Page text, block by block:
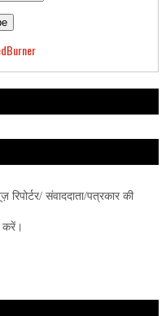
संवाददाता/पत्रकार की
करें।